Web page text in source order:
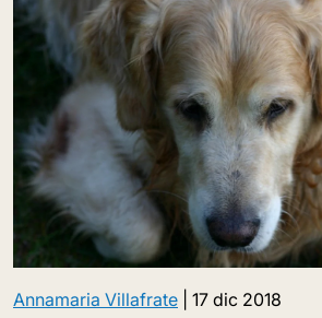
Annamaria Villafrate 17 dic 2018